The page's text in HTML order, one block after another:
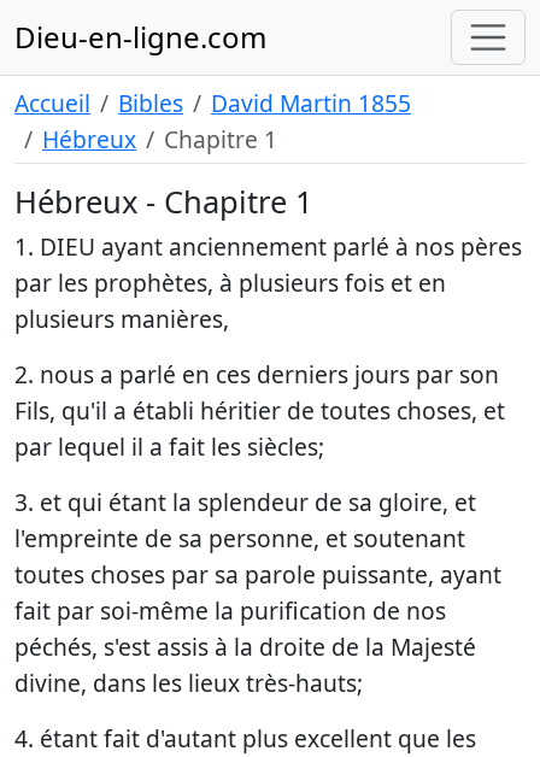
Dieu-en-ligne.com
Accueil Bibles
David Martin 1855
Hébreux
Chapitre 1
Hébreux - Chapitre 1
1. DIEU ayant anciennement parlé à nos pères
par les prophètes, à plusieurs fois et en
plusieurs manières,
2. nous a parlé en ces derniers jours par son
Fils, qu'il a établi héritier de toutes choses, et
par lequel il a fait les siècles;
3. et qui étant la splendeur de sa gloire, et
l'empreinte de sa personne, et soutenant
toutes choses par sa parole puissante, ayant
fait par soi-même la purification de nos
péchés, s'est assis à la droite de la Majesté
divine, dans les lieux très-hauts;
4. étant fait d'autant plus excellent que les